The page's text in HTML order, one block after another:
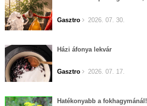
Gasztro 2026. 07. 30.
Házi áfonya lekvár
Gasztro 2026. 07. 17.
Hatékonyabb a